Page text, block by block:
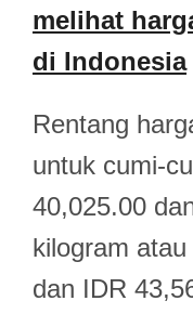
melihat
di Indonesia
Rentang
untuk cumi-
40,025.00
kilogram
dan IDR